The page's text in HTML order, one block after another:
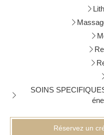
SOINS
Réservez un